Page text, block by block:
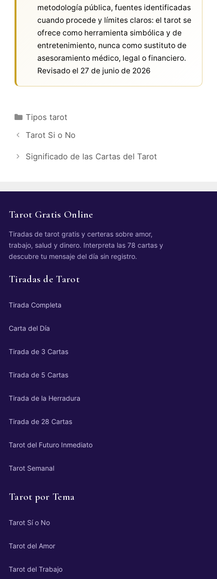
metodología pública, fuentes identificadas
cuando procede y límites claros: el tarot se
ofrece como herramienta simbólica y de
entretenimiento, nunca como sustituto de
asesoramiento médico, legal o financiero.
Revisado el 27 de junio de 2026
Categorías
Tipos tarot
Tarot Si o No
Significado de las Cartas del Tarot
Tarot Gratis Online
Tiradas de tarot gratis y certeras sobre amor,
trabajo, salud y dinero. Interpreta las 78 cartas y
descubre tu mensaje del día sin registro.
Tiradas de Tarot
Tirada Completa
Carta del Día
Tirada de 3 Cartas
Tirada de 5 Cartas
Tirada de la Herradura
Tirada de 28 Cartas
Tarot del Futuro Inmediato
Tarot Semanal
Tarot por Tema
Tarot Sí o No
Tarot del Amor
Tarot del Trabajo